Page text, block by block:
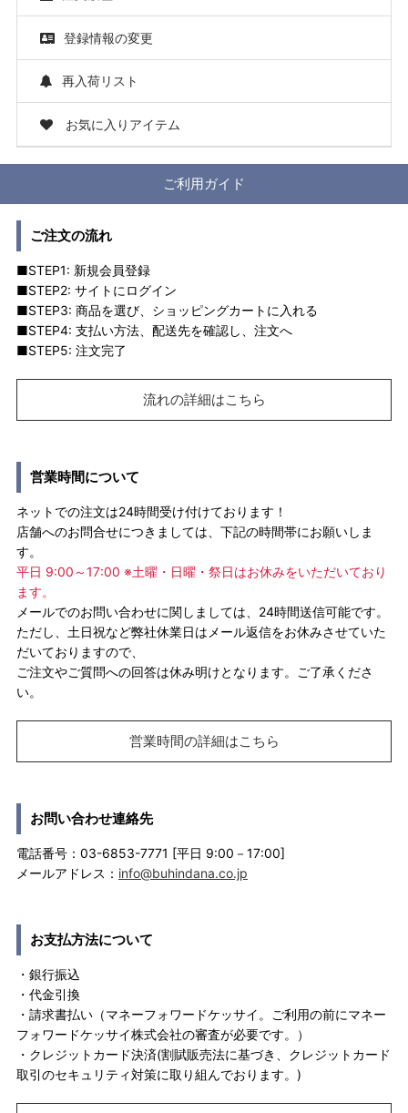
登録情報の変更
再入荷リスト
お気に入りアイテム
ご利用ガイド
ご注文の流れ
■STEP1: 新規会員登録
■STEP2: サイトにログイン
■STEP3: 商品を選び、ショッピングカートに入れる
■STEP4: 支払い方法、配送先を確認し、注文へ
■STEP5: 注文完了
流れの詳細はこちら
営業時間について
ネットでの注文は24時間受け付けております！
店舗へのお問合せにつきましては、下記の時間帯にお願いしま
す。
平日 9:00～17:00 ※土曜・日曜・祭日はお休みをいただいており
ます。
メールでのお問い合わせに関しましては、24時間送信可能です。
ただし、土日祝など弊社休業日はメール返信をお休みさせていた
だいておりますので、
ご注文やご質問への回答は休み明けとなります。ご了承くださ
い。
営業時間の詳細はこちら
お問い合わせ連絡先
電話番号：03-6853-7771 [平日 9:00－17:00]
メールアドレス： info@buhindana.co.jp
お支払方法について
・銀行振込
・代金引換
・請求書払い（マネーフォワードケッサイ。ご利用の前にマネー
フォワードケッサイ株式会社の審査が必要です。）
・クレジットカード決済(割賦販売法に基づき、クレジットカード
取引のセキュリティ対策に取り組んでおります。)